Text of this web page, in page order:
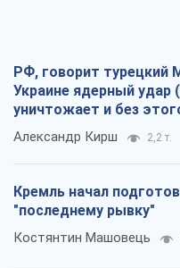
РФ, говорит турецкий
Украине ядерный удар
уничтожает и без
Александр Кирш 2,2 т.
Кремль начал
"последнему рывку"
Костянтин Машовець